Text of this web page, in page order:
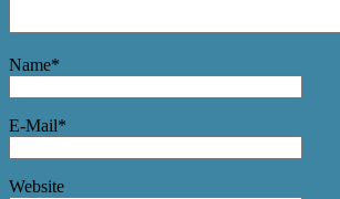
Name*
E-Mail*
Website